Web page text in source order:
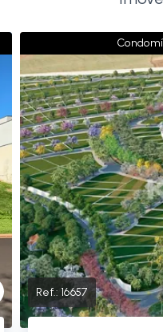
Ref.: 16657